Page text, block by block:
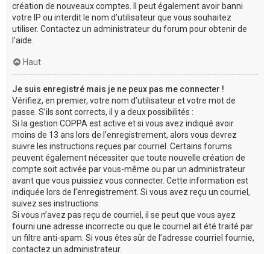
création de nouveaux comptes. Il peut également avoir banni
votre IP ou interdit le nom d’utilisateur que vous souhaitez
utiliser. Contactez un administrateur du forum pour obtenir de
l’aide.
Haut
Je suis enregistré mais je ne peux pas me connecter !
Vérifiez, en premier, votre nom d’utilisateur et votre mot de
passe. S’ils sont corrects, il y a deux possibilités :
Si la gestion COPPA est active et si vous avez indiqué avoir
moins de 13 ans lors de l’enregistrement, alors vous devrez
suivre les instructions reçues par courriel. Certains forums
peuvent également nécessiter que toute nouvelle création de
compte soit activée par vous-même ou par un administrateur
avant que vous puissiez vous connecter. Cette information est
indiquée lors de l’enregistrement. Si vous avez reçu un courriel,
suivez ses instructions.
Si vous n’avez pas reçu de courriel, il se peut que vous ayez
fourni une adresse incorrecte ou que le courriel ait été traité par
un filtre anti-spam. Si vous êtes sûr de l’adresse courriel fournie,
contactez un administrateur.